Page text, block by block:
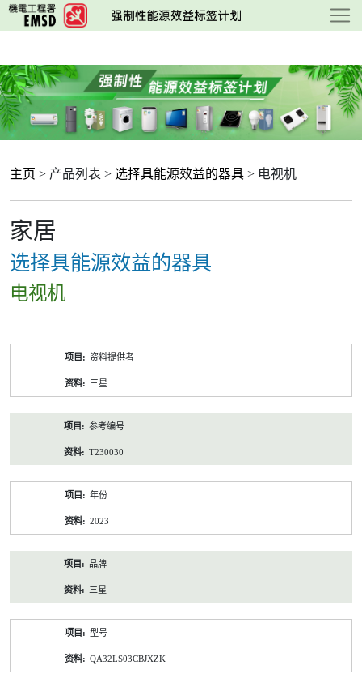
跳
至
要
内
容
主页 > 产品列表 > 选择具能源效益的器具 > 电视机
家居
选择具能源效益的器具
电视机
资料提供者
三星
参考编号
T230030
年份
2023
品牌
三星
型号
QA32LS03CBJXZK